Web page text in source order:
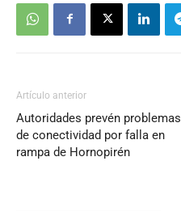
Artículo anterior
Autoridades prevén problemas
de conectividad por falla en
rampa de Hornopirén